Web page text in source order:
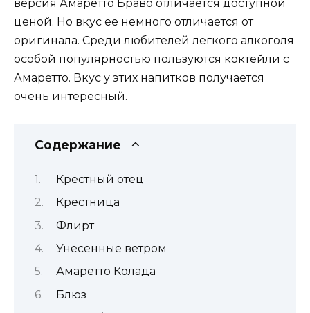
версия Амаретто Браво отличается доступной
ценой. Но вкус ее немного отличается от
оригинала. Среди любителей легкого алкоголя
особой популярностью пользуются коктейли с
Амаретто. Вкус у этих напитков получается
очень интересный.
Содержание
Крестный отец
Крестница
Флирт
Унесенные ветром
Амаретто Колада
Блюз